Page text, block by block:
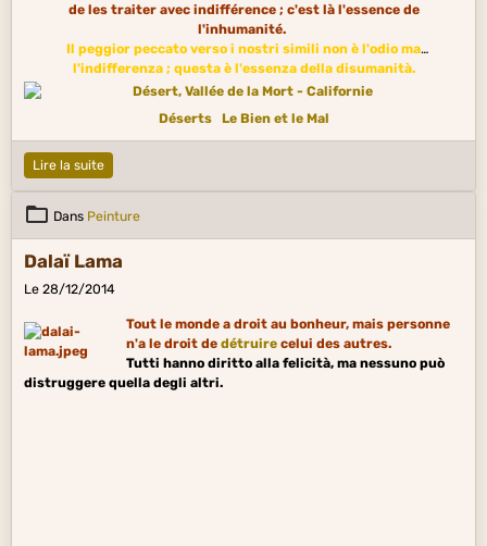
de les traiter avec indifférence ; c'est là l'essence de
l'inhumanité.
Il peggior peccato verso i nostri simili non è l'odio ma
l'indifferenza ; questa è l'essenza della disumanità.
Déserts Le Bien et le Mal
Lire la suite
Dans Peinture
Dalaï Lama
Le 28/12/2014
Tout le monde a droit au bonheur, mais personne
n'a le droit de détruirecelui des autres.
Tutti hanno diritto alla felicità, ma nessuno può
distruggere quella degli altri.